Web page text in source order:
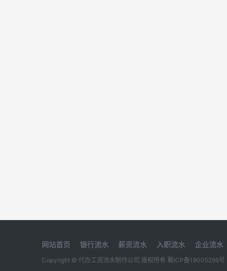
网站首页 银行流水 薪资流水 入职流水 企业流水
Copyright © 代办工资流水制作公司 版权所有 蜀ICP备19005296号